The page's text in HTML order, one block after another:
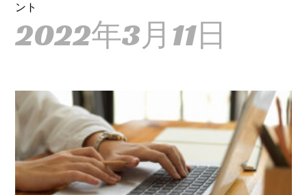
ント
2022年3月11日